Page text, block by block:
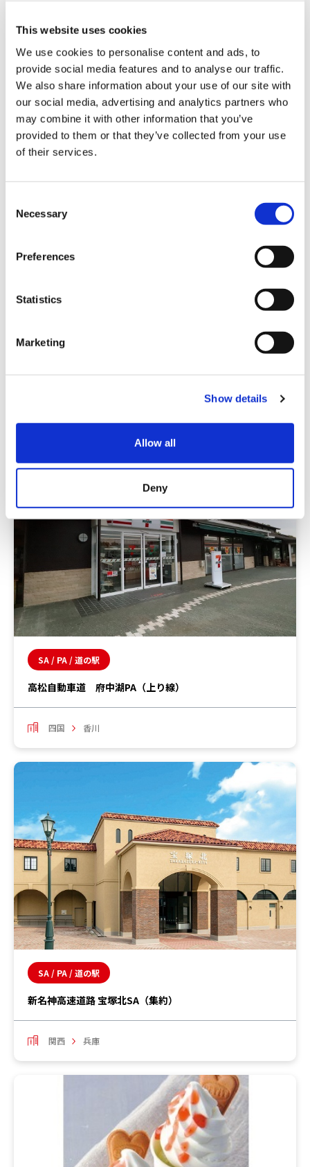
This website uses cookies
We use cookies to personalise content and ads, to
provide social media features and to analyse our traffic.
We also share information about your use of our site with
our social media, advertising and analytics partners who
may combine it with other information that you’ve
provided to them or that they’ve collected from your use
of their services.
Necessary
Preferences
Statistics
Marketing
Show details
Allow all
Deny
SA / PA / 道の駅
山陽自動車道 白鳥PA（下り線）
関西 兵庫
SA / PA / 道の駅
山陽自動車道 奥屋ＰＡ（上り線）
SA / PA / 道の駅
高松自動車道 府中湖PA（上り線）
四国 香川
SA / PA / 道の駅
新名神高速道路 宝塚北SA（集約）
関西 兵庫